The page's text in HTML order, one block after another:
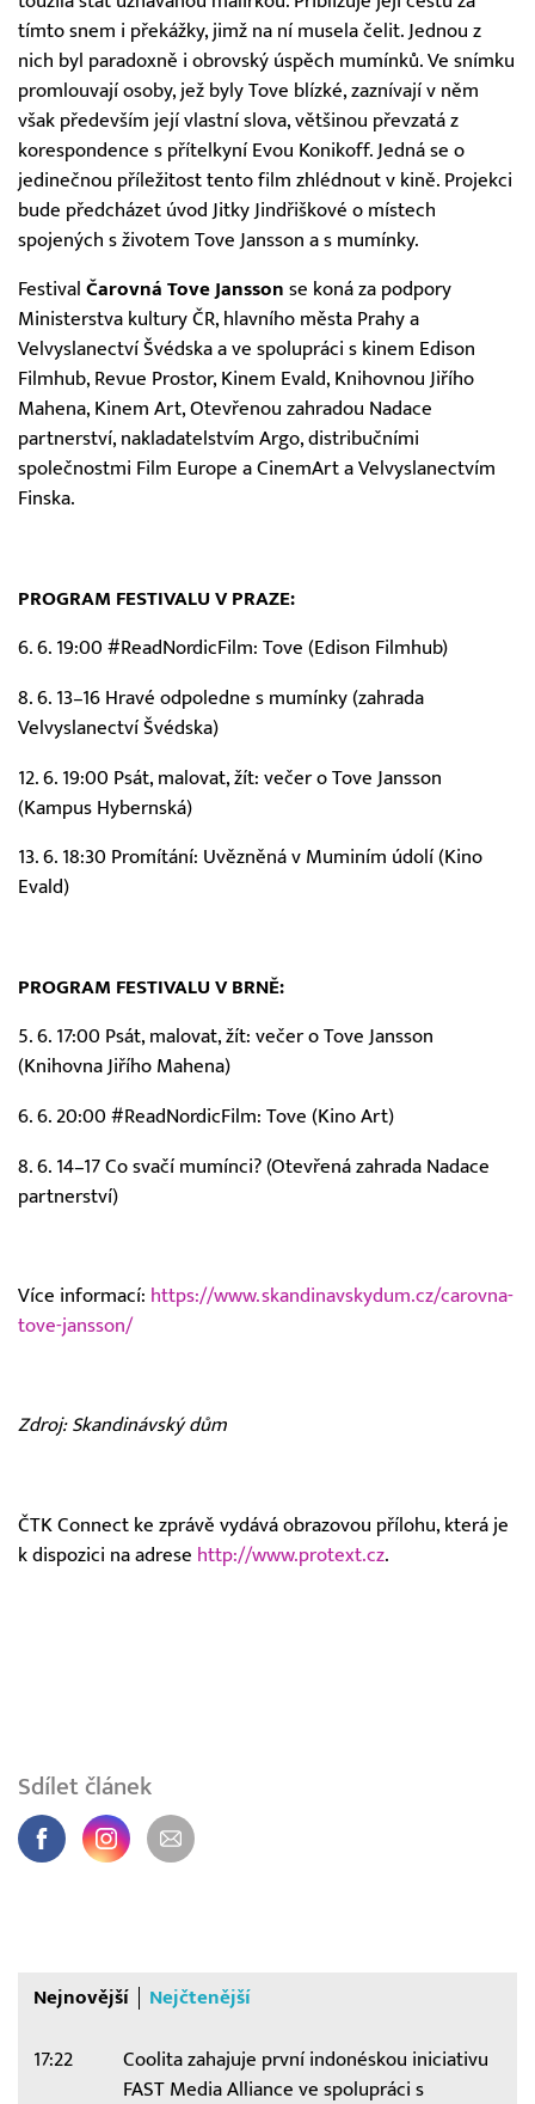
tímto snem i překážky, jimž na ní musela čelit. Jednou z
nich byl paradoxně i obrovský úspěch mumínků. Ve snímku
promlouvají osoby, jež byly Tove blízké, zaznívají v něm
však především její vlastní slova, většinou převzatá z
korespondence s přítelkyní Evou Konikoff. Jedná se o
jedinečnou příležitost tento film zhlédnout v kině. Projekci
bude předcházet úvod Jitky Jindřiškové o místech
spojených s životem Tove Jansson a s mumínky.
Festival Čarovná Tove Jansson se koná za podpory
Ministerstva kultury ČR, hlavního města Prahy a
Velvyslanectví Švédska a ve spolupráci s kinem Edison
Filmhub, Revue Prostor, Kinem Evald, Knihovnou Jiřího
Mahena, Kinem Art, Otevřenou zahradou Nadace
partnerství, nakladatelstvím Argo, distribučními
společnostmi Film Europe a CinemArt a Velvyslanectvím
Finska.
PROGRAM FESTIVALU V PRAZE:
6. 6. 19:00 #ReadNordicFilm: Tove (Edison Filmhub)
8. 6. 13–16 Hravé odpoledne s mumínky (zahrada
Velvyslanectví Švédska)
12. 6. 19:00 Psát, malovat, žít: večer o Tove Jansson
(Kampus Hybernská)
13. 6. 18:30 Promítání: Uvězněná v Muminím údolí (Kino
Evald)
PROGRAM FESTIVALU V BRNĚ:
5. 6. 17:00 Psát, malovat, žít: večer o Tove Jansson
(Knihovna Jiřího Mahena)
6. 6. 20:00 #ReadNordicFilm: Tove (Kino Art)
8. 6. 14–17 Co svačí mumínci? (Otevřená zahrada Nadace
partnerství)
Více informací: https://www.skandinavskydum.cz/carovna-
tove-jansson/
Zdroj: Skandinávský dům
ČTK Connect ke zprávě vydává obrazovou přílohu, která je
k dispozici na adrese http://www.protext.cz.
Sdílet článek
Nejnovější Nejčtenější
17:22
Coolita zahajuje první indonéskou iniciativu
FAST Media Alliance ve spolupráci s